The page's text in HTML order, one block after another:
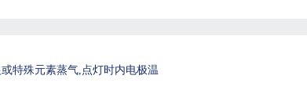
特殊元素蒸气,点灯时内电极温